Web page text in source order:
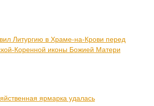
Литургию в Храме-на-Крови перед
Коренной иконы Божией Матери
ярмарка удалась